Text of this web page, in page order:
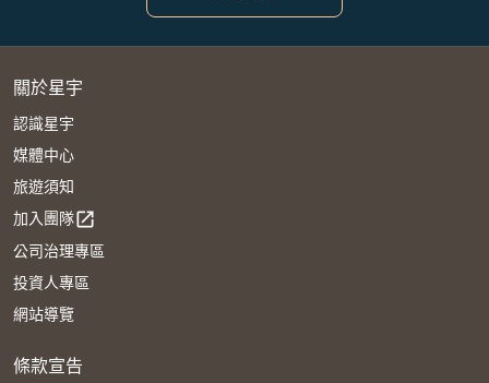
關於星宇
認識星宇
媒體中心
旅遊須知
加入團隊open_in_new
公司治理專區
投資人專區
網站導覽
條款宣告